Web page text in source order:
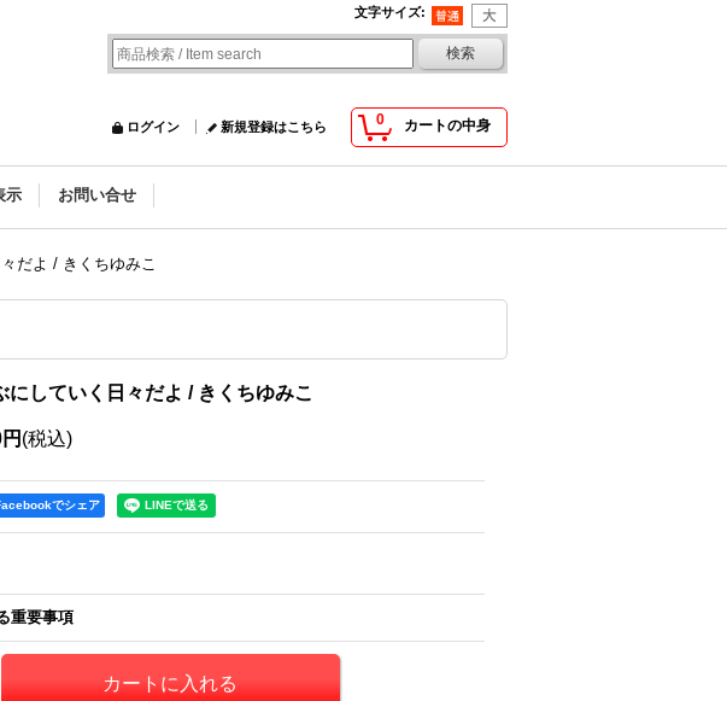
文字サイズ:
0 カートの中身
ログイン 新規登録はこちら
示 お問い合せ
だよ / きくちゆみこ
にしていく日々だよ / きくちゆみこ
(税込)
でシェア
重要事項